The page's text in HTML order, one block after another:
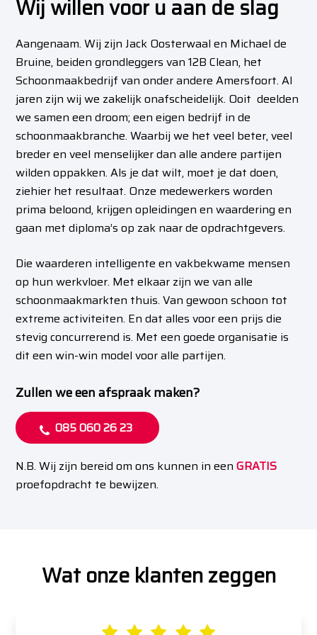
Wij willen voor u aan de slag
Aangenaam. Wij zijn Jack Oosterwaal en Michael de
Bruine, beiden grondleggers van 12B Clean, het
Schoonmaakbedrijf van onder andere Amersfoort. Al
jaren zijn wij we zakelijk onafscheidelijk. Ooit deelden
we samen een droom; een eigen bedrijf in de
schoonmaakbranche. Waarbij we het veel beter, veel
breder en veel menselijker dan alle andere partijen
wilden oppakken. Als je dat wilt, moet je dat doen,
ziehier het resultaat. Onze medewerkers worden
prima beloond, krijgen opleidingen en waardering en
gaan met diploma’s op zak naar de opdrachtgevers.
Die waarderen intelligente en vakbekwame mensen
op hun werkvloer. Met elkaar zijn we van alle
schoonmaakmarkten thuis. Van gewoon schoon tot
extreme activiteiten. En dat alles voor een prijs die
stevig concurrerend is. Met een goede organisatie is
dit een win-win model voor alle partijen.
Zullen we een afspraak maken?
085 060 26 23
N.B. Wij zijn bereid om ons kunnen in eenGRATIS
proefopdracht te bewijzen.
Wat onze klanten zeggen